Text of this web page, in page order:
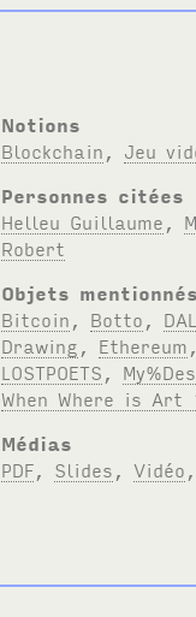
Notions
Blockchain
Jeu
Personnes citées
Helleu Guillaume
Robert
Objets mentionnés
Bitcoin
Botto
Drawing
Ethereum
LOSTPOETS
When Where is Art
Médias
PDF
Slides ,Vidéo